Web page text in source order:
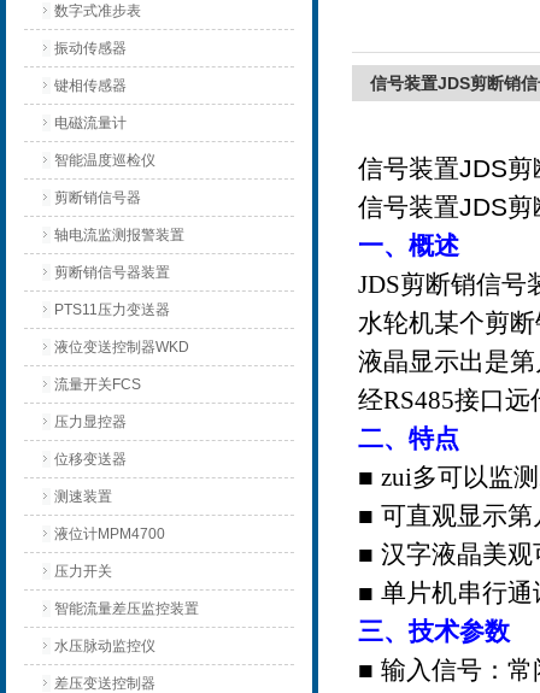
数字式准步表
振动传感器
键相传感器
电磁流量计
智能温度巡检仪
剪断销信号器
轴电流监测报警装置
剪断销信号器装置
PTS11压力变送器
液位变送控制器WKD
流量开关FCS
压力显控器
位移变送器
测速装置
液位计MPM4700
压力开关
智能流量差压监控装置
水压脉动监控仪
差压变送控制器
信号装置JDS剪断销
信号装置JDS
信号装置JDS
一、概述
JDS剪断销信号
水轮机某个剪
液晶显示出是
经RS485接口远
二、特点
■ zui多可以监测
■ 可直观显示
■ 汉字液晶美
■ 单片机串行
三、技术参数
■ 输入信号：